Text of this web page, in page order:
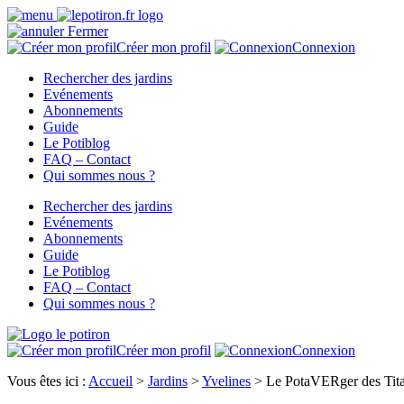
Fermer
Créer mon profil
Connexion
Rechercher des jardins
Evénements
Abonnements
Guide
Le Potiblog
FAQ – Contact
Qui sommes nous ?
Rechercher des jardins
Evénements
Abonnements
Guide
Le Potiblog
FAQ – Contact
Qui sommes nous ?
Créer mon profil
Connexion
Vous êtes ici : Accueil > Jardins >Yvelines > Le PotaVERger des